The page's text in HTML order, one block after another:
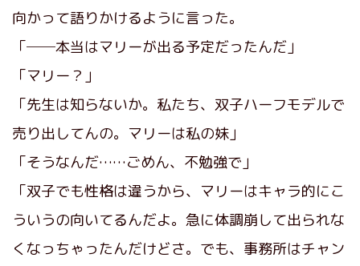
向かって語りかけるように言った。
「──本当はマリーが出る予定だったんだ」
「マリー？」
「先生は知らないか。私たち、双子ハーフモデルで
売り出してんの。マリーは私の妹」
「そうなんだ……ごめん、不勉強で」
「双子でも性格は違うから、マリーはキャラ的にこ
ういうの向いてるんだよ。急に体調崩して出られな
くなっちゃったんだけどさ。でも、事務所はチャン